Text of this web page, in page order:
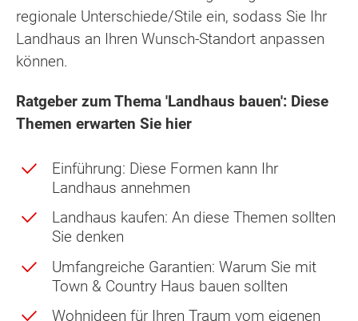
regionale Unterschiede/Stile ein, sodass Sie Ihr
Landhaus an Ihren Wunsch-Standort anpassen
können.
Ratgeber zum Thema 'Landhaus bauen': Diese
Themen erwarten Sie hier
Einführung: Diese Formen kann Ihr
Landhaus annehmen
Landhaus kaufen: An diese Themen sollten
Sie denken
Umfangreiche Garantien: Warum Sie mit
Town & Country Haus bauen sollten
Wohnideen für Ihren Traum vom eigenen